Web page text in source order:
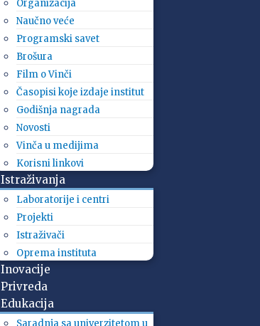
Organizacija
Naučno veće
Programski savet
Brošura
Film o Vinči
Časopisi koje izdaje institut
Godišnja nagrada
Novosti
Vinča u medijima
Korisni linkovi
Istraživanja
Laboratorije i centri
Projekti
Istraživači
Oprema instituta
Inovacije
Privreda
Edukacija
Saradnja sa univerzitetom u